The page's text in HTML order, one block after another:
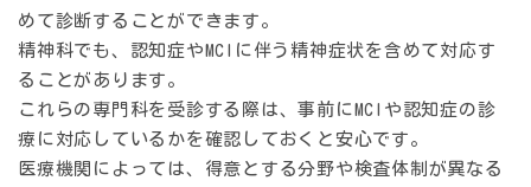
めて診断することができます。
精神科でも、認知症やMCIに伴う精神症状を含めて対応す
ることがあります。
これらの専門科を受診する際は、事前にMCIや認知症の診
療に対応しているかを確認しておくと安心です。
医療機関によっては、得意とする分野や検査体制が異なる